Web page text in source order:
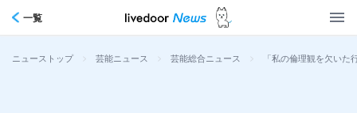
一覧
ニューストップ > 芸能ニュース > 芸能総合ニュース > 「私の倫理観を欠い